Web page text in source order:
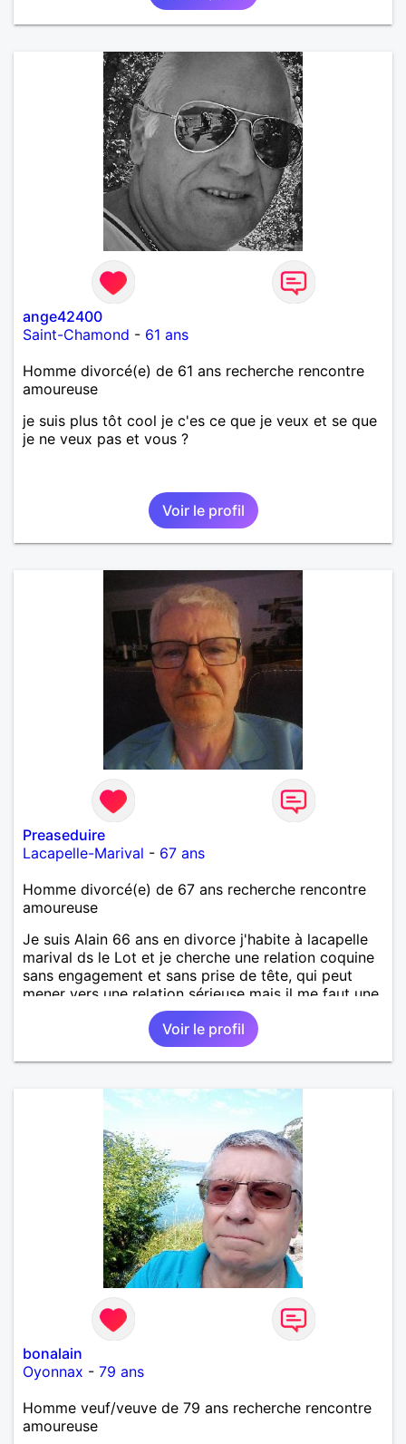
ange42400
Saint-Chamond - 61 ans
Homme divorcé(e) de 61 ans recherche rencontre
amoureuse
je suis plus tôt cool je c'es ce que je veux et se que
je ne veux pas et vous ?
Voir le profil
Preaseduire
Lacapelle-Marival - 67 ans
Homme divorcé(e) de 67 ans recherche rencontre
amoureuse
Je suis Alain 66 ans en divorce j'habite à lacapelle
marival ds le Lot et je cherche une relation coquine
sans engagement et sans prise de tête, qui peut
mener vers une relation sérieuse mais il me faut une
personne avec une bonne libido et qui aime le sexe
Voir le profil
bonalain
Oyonnax - 79 ans
Homme veuf/veuve de 79 ans recherche rencontre
amoureuse